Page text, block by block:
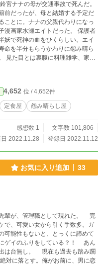
前だったが、母と結婚する予定だ
ことに。ナナの父親代わりになっ
家水瀬エイトだった。 保護者
妖で死神の血をひくらしい。エイ
命を半分もらうかわりに怨み晴ら
雑学家事男子（カジダン）だっ
る傍ら、 ボランティアで子ども食
食堂を通じて地域の人々との人間
は
エイトに頼んで討ってもらうが、
満たされないこともある。 ナナに
うなる？
4,652 位 / 4,652件
定食屋 怨み晴らし屋
感想数 1
文字数 101,806
2022.11.28
登録日 2022.11.12
お気に入り追加 33
輩が、管理職として現れた。 完
で、可愛い女から引く手数多。ガ
可能性もないと、とっくに諦めて
ゲイのふりをしている？！ あん
は台無し。 現在も過去も踏み躙
対に落とす。俺がお前に、男に恋